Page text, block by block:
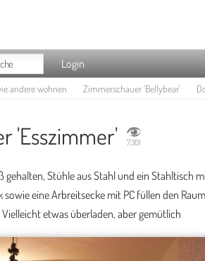
Login
andere wohnen Zimmerschauer 'Bellybear'
'Esszimmer' 7.301
gehalten, Stühle aus Stahl und ein Stahltisch
eine Arbreitsecke mit PC füllen den
etwas überladen, aber gemütlich